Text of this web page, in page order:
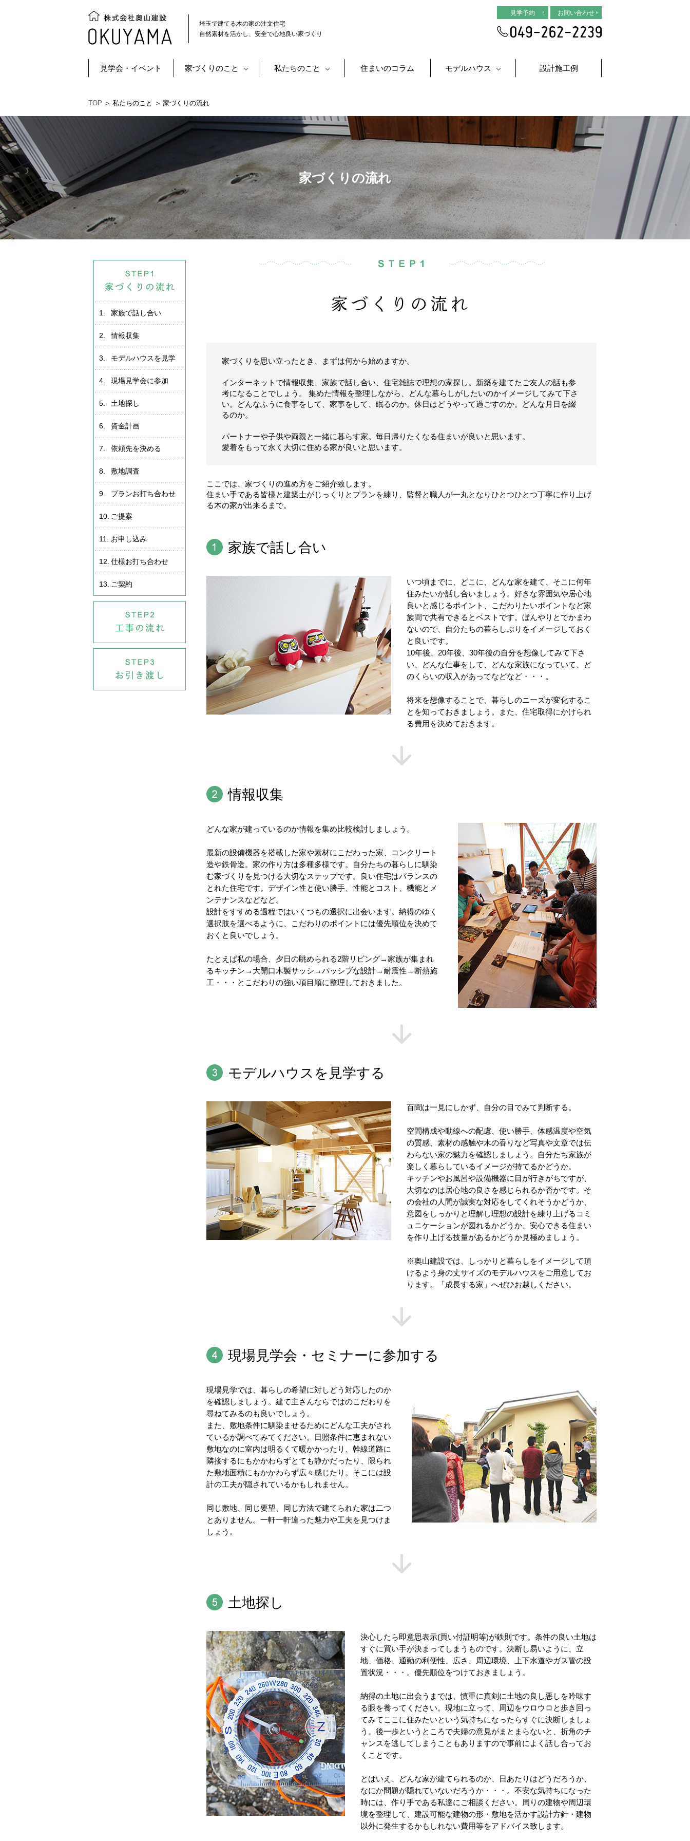
埼玉で建てる木の家の注文住宅
自然素材を活かし、安全で心地良い家づくり
見学予約 お問い合わせ
見学会・イベント 家づくりのこと 私たちのこと 住まいのコラム モデルハウス 設計施工例
TOP ＞ 私たちのこと ＞ 家づくりの流れ
家づくりの流れ
1. 家族で話し合い
2. 情報収集
3. モデルハウスを見学
4. 現場見学会に参加
5. 土地探し
6. 資金計画
7. 依頼先を決める
8. 敷地調査
9. プランお打ち合わせ
10. ご提案
11. お申し込み
12. 仕様お打ち合わせ
13. ご契約
家づくりを思い立ったとき、まずは何から始めますか。
インターネットで情報収集、家族で話し合い、住宅雑誌で理想の家探し。新築を建てたご友人の話も参
考になることでしょう。 集めた情報を整理しながら、どんな暮らしがしたいのかイメージしてみて下さ
い。どんなふうに食事をして、家事をして、眠るのか。休日はどうやって過ごすのか。どんな月日を綴
るのか。
パートナーや子供や両親と一緒に暮らす家。毎日帰りたくなる住まいが良いと思います。
愛着をもって永く大切に住める家が良いと思います。
ここでは、家づくりの進め方をご紹介致します。
住まい手である皆様と建築士がじっくりとプランを練り、監督と職人が一丸となりひとつひとつ丁寧に作り上げ
る木の家が出来るまで。
家族で話し合い
いつ頃までに、どこに、どんな家を建て、そこに何年
住みたいか話し合いましょう。好きな雰囲気や居心地
良いと感じるポイント、こだわりたいポイントなど家
族間で共有できるとベストです。ぼんやりとでかまわ
ないので、自分たちの暮らしぶりをイメージしておく
と良いです。
10年後、20年後、30年後の自分を想像してみて下さ
い、どんな仕事をして、どんな家族になっていて、ど
のくらいの収入があってなどなど・・・。
将来を想像することで、暮らしのニーズが変化するこ
とを知っておきましょう。また、住宅取得にかけられ
る費用を決めておきます。
情報収集
どんな家が建っているのか情報を集め比較検討しましょう。
最新の設備機器を搭載した家や素材にこだわった家、コンクリート
造や鉄骨造。家の作り方は多種多様です。自分たちの暮らしに馴染
む家づくりを見つける大切なステップです。良い住宅はバランスの
とれた住宅です。デザイン性と使い勝手、性能とコスト、機能とメ
ンテナンスなどなど。
設計をすすめる過程ではいくつもの選択に出会います。納得のゆく
選択肢を選べるように、こだわりのポイントには優先順位を決めて
おくと良いでしょう。
たとえば私の場合、夕日の眺められる2階リビング→家族が集まれ
るキッチン→大開口木製サッシ→パッシブな設計→耐震性→断熱施
工・・・とこだわりの強い項目順に整理しておきました。
モデルハウスを見学する
百聞は一見にしかず、自分の目でみて判断する。
空間構成や動線への配慮、使い勝手、体感温度や空気
の質感、素材の感触や木の香りなど写真や文章では伝
わらない家の魅力を確認しましょう。自分たち家族が
楽しく暮らしているイメージが持てるかどうか。
キッチンやお風呂や設備機器に目が行きがちですが、
大切なのは居心地の良さを感じられるか否かです。そ
の会社の人間が誠実な対応をしてくれそうかどうか、
意図をしっかりと理解し理想の設計を練り上げるコミ
ュニケーションが図れるかどうか、安心できる住まい
を作り上げる技量があるかどうか見極めましょう。
※奥山建設では、しっかりと暮らしをイメージして頂
けるよう身の丈サイズのモデルハウスをご用意してお
ります。「成長する家」へぜひお越しください。
現場見学会・セミナーに参加する
現場見学では、暮らしの希望に対しどう対応したのか
を確認しましょう。建て主さんならではのこだわりを
尋ねてみるのも良いでしょう。
また、敷地条件に馴染ませるためにどんな工夫がされ
ているか調べてみてください。日照条件に恵まれない
敷地なのに室内は明るくて暖かかったり、幹線道路に
隣接するにもかかわらずとても静かだったり、限られ
た敷地面積にもかかわらず広々感じたり。そこには設
計の工夫が隠されているかもしれません。
同じ敷地、同じ要望、同じ方法で建てられた家は二つ
とありません。一軒一軒違った魅力や工夫を見つけま
しょう。
土地探し
決心したら即意思表示(買い付証明等)が鉄則です。条件の良い土地は
すぐに買い手が決まってしまうものです。決断し易いように、立
地、価格、通勤の利便性、広さ、周辺環境、上下水道やガス管の設
置状況・・・。優先順位をつけておきましょう。
納得の土地に出会うまでは、慎重に真剣に土地の良し悪しを吟味す
る眼を養ってください。現地に立って、周辺をウロウロと歩き回っ
てみてここに住みたいという気持ちになったらすぐに決断しましょ
う。後一歩というところで夫婦の意見がまとまらないと、折角のチ
ャンスを逃してしまうこともありますので事前によく話し合ってお
くことです。
とはいえ、どんな家が建てられるのか、日あたりはどうだろうか、
なにか問題が隠れていないだろうか・・・。不安な気持ちになった
時には、作り手である私達にご相談ください。周りの建物や周辺環
境を整理して、建設可能な建物の形・敷地を活かす設計方針・建物
以外に発生するかもしれない費用等をアドバイス致します。